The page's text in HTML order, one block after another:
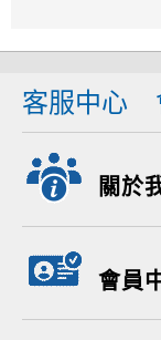
客服中心
關於
會員